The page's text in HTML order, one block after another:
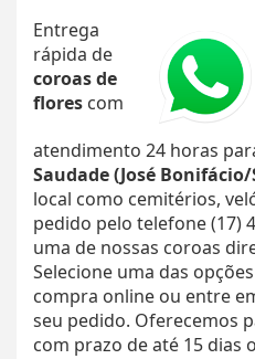
Entrega
rápida de
coroas de
flores com
atendimento 24 horas
Saudade (José Bonifácio/
local como cemitérios,
pedido pelo telefone (17)
uma de nossas coroas
Selecione uma das
compra online ou entre
seu pedido. Oferecemos
com prazo de até 15 dias